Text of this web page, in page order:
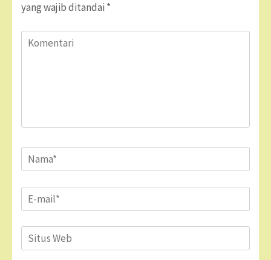
yang wajib ditandai *
Komentari
Name*
Email*
Situs
Web